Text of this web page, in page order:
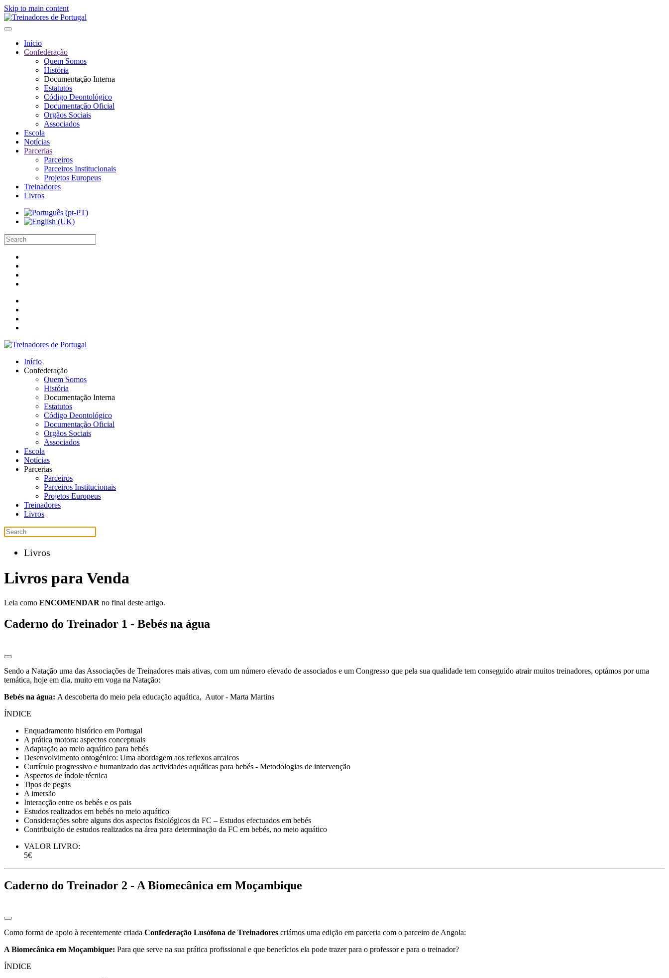
Skip to main content
Início
Confederação
Quem Somos
História
Documentação Interna
Estatutos
Código Deontológico
Documentação Oficial
Orgãos Sociais
Associados
Escola
Notícias
Parcerias
Parceiros
Parceiros Institucionais
Projetos Europeus
Treinadores
Livros
Início
Confederação
Quem Somos
História
Documentação Interna
Estatutos
Código Deontológico
Documentação Oficial
Orgãos Sociais
Associados
Escola
Notícias
Parcerias
Parceiros
Parceiros Institucionais
Projetos Europeus
Treinadores
Livros
Livros
Livros para Venda
Leia como ENCOMENDAR no final deste artigo.
Caderno do Treinador 1 - Bebés na água
Sendo a Natação uma das Associações de Treinadores mais ativas, com um número elevado de associados e um Congresso que pela sua qualidade tem conseguido atrair muitos treinadores, optámos por uma
temática, hoje em dia, muito em voga na Natação:
Bebés na água: A descoberta do meio pela educação aquática, Autor - Marta Martins
ÍNDICE
Enquadramento histórico em Portugal
A prática motora: aspectos conceptuais
Adaptação ao meio aquático para bebés
Desenvolvimento ontogénico: Uma abordagem aos reflexos arcaicos
Currículo progressivo e humanizado das actividades aquáticas para bebés - Metodologias de intervenção
Aspectos de índole técnica
Tipos de pegas
A imersão
Interacção entre os bebés e os pais
Estudos realizados em bebés no meio aquático
Considerações sobre alguns dos aspectos fisiológicos da FC – Estudos efectuados em bebés
Contribuição de estudos realizados na área para determinação da FC em bebés, no meio aquático
VALOR LIVRO:
5€
Caderno do Treinador 2 - A Biomecânica em Moçambique
Como forma de apoio à recentemente criada Confederação Lusófona de Treinadores criámos uma edição em parceria com o parceiro de Angola:
A Biomecânica em Moçambique: Para que serve na sua prática profissional e que benefícios ela pode trazer para o professor e para o treinador?
ÍNDICE